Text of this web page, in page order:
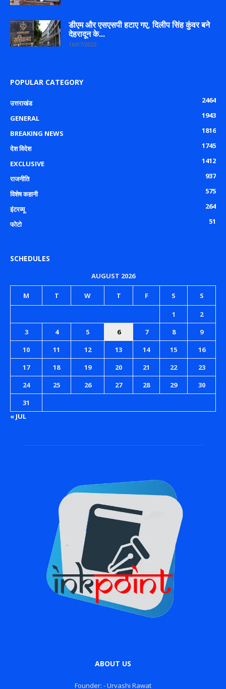
डीएम और एसएसपी हटाए गए, दिलीप सिंह कुंवर बने
देहरादून के...
16/07/2022
POPULAR CATEGORY
उत्तराखंड
2464
GENERAL
1943
BREAKING NEWS
1816
देश विदेश
1745
EXCLUSIVE
1412
राजनीति
937
विशेष कहानी
575
इंटरव्यू
264
फोटो
51
SCHEDULES
AUGUST 2026
M T W T F S S
1
2
3
4 5 6 7 8
9
10
11 12 13 14 15
16
17
18 19 20 21 22
23
24
25 26 27 28 29
30
31
« JUL
ABOUT US
Founder: - Urvashi Rawat